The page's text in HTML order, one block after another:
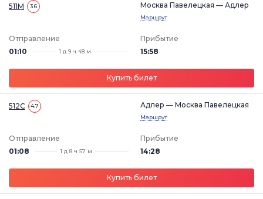
511М 3.6 Москва Павелецкая — Адлер
Маршрут
Отправление
01:10
1 д 9 ч 48 м
Прибытие
15:58
Купить билет
512С 4.7 Адлер — Москва Павелецкая
Маршрут
Отправление
01:08
1 д 8 ч 57 м
Прибытие
14:28
Купить билет